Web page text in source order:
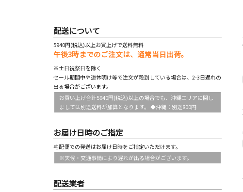
配送について
5940円(税込)以上お買上げで送料無料
午後3時までのご注文は、通常当日出荷。
※土日祝祭日を除く
セール期間中や連休明け等で注文が殺到している場合は、2-3日遅れの
出る場合がございます。
お買い上げ合計5940円(税込)以上の場合でも、沖縄エリアに関し
ましては別途送料が加算となります。 ◆沖縄：別途800円
お届け日時のご指定
宅配便での発送はお届け日時をご指定いただけます。
※天候・交通事情により遅れが出る場合がございます。
配送業者